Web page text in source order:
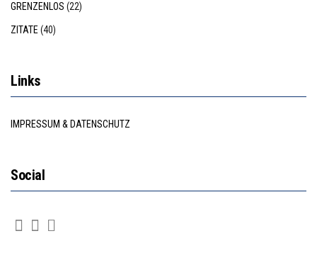
GRENZENLOS (22)
ZITATE(40)
Links
IMPRESSUM & DATENSCHUTZ
Social